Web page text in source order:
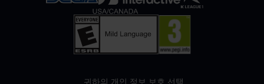
귀하의 개인 정보 보호 선택